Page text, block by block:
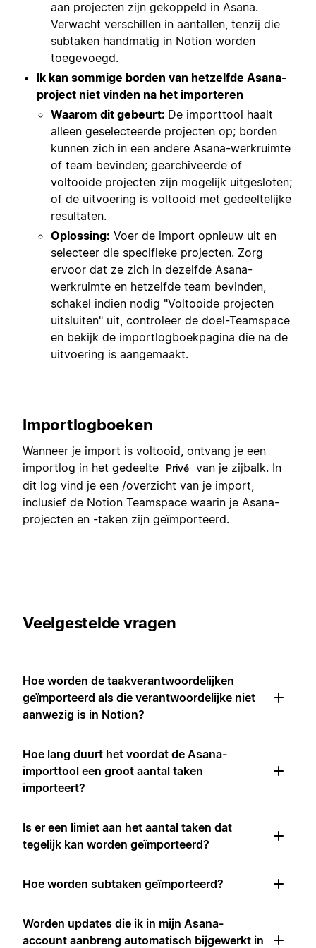
aan projecten zijn gekoppeld in Asana.
Verwacht verschillen in aantallen, tenzij die
subtaken handmatig in Notion worden
toegevoegd.
Ik kan sommige borden van hetzelfde Asana-
project niet vinden na het importeren
Waarom dit gebeurt: De importtool haalt
alleen geselecteerde projecten op; borden
kunnen zich in een andere Asana-werkruimte
of team bevinden; gearchiveerde of
voltooide projecten zijn mogelijk uitgesloten;
of de uitvoering is voltooid met gedeeltelijke
resultaten.
Oplossing: Voer de import opnieuw uit en
selecteer die specifieke projecten. Zorg
ervoor dat ze zich in dezelfde Asana-
werkruimte en hetzelfde team bevinden,
schakel indien nodig "Voltooide projecten
uitsluiten" uit, controleer de doel-Teamspace
en bekijk de importlogboekpagina die na de
uitvoering is aangemaakt.
Importlogboeken
Wanneer je import is voltooid, ontvang je een
importlog in het gedeelte
Privé van je zijbalk. In
dit log vind je een /overzicht van je import,
inclusief de Notion Teamspace waarin je Asana-
projecten en -taken zijn geïmporteerd.
Veelgestelde vragen
Hoe worden de taakverantwoordelijken
geïmporteerd als die verantwoordelijke niet
aanwezig is in Notion?
Hoe lang duurt het voordat de Asana-
importtool een groot aantal taken
importeert?
Is er een limiet aan het aantal taken dat
tegelijk kan worden geïmporteerd?
Hoe worden subtaken geïmporteerd?
Worden updates die ik in mijn Asana-
account aanbreng automatisch bijgewerkt in